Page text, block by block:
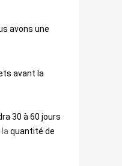
avons une
avant la
30 à 60 jours
laquantité de